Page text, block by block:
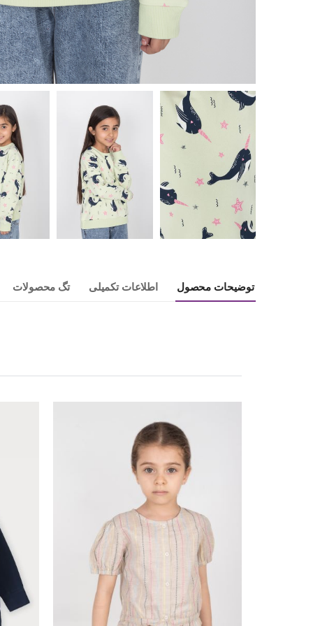
توضیحات محصول اطلاعات تکمیلی تگ محصولات